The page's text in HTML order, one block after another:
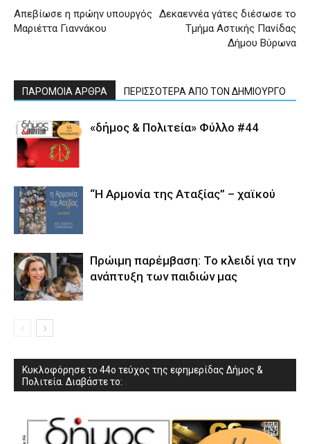
Απεβίωσε η πρώην υπουργός
Μαριέττα Γιαννάκου
Δεκαεννέα γάτες διέσωσε το
Τμήμα Αστικής Πανίδας
Δήμου Βύρωνα
ΠΑΡΟΜΟΙΑ ΑΡΘΡΑ ΠΕΡΙΣΣΟΤΕΡΑ ΑΠΟ ΤΟΝ ΔΗΜΙΟΥΡΓΟ
«δήμος & Πολιτεία» Φύλλο #44
“Η Αρμονία της Αταξίας” – χαϊκού
Πρώιμη παρέμβαση: Το κλειδί για την
ανάπτυξη των παιδιών µας
Κυκλοφόρησε το 44ο τεύχος της εφημερίδας Δήμος &
Πολιτεία. Διαβάστε το: